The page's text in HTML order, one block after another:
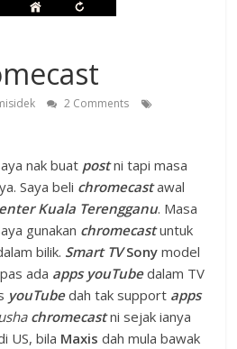
2 Comments
nak buat postni tapi masa
Saya beli chromecastawal
Kuala Terengganu. Masa
gunakan chromecastuntuk
bilik. Smart TV Sonymodel
ada apps youTubedalam TV
youTubedah tak support apps
chromecastni sejak ianya
US, bila Maxisdah mula bawak